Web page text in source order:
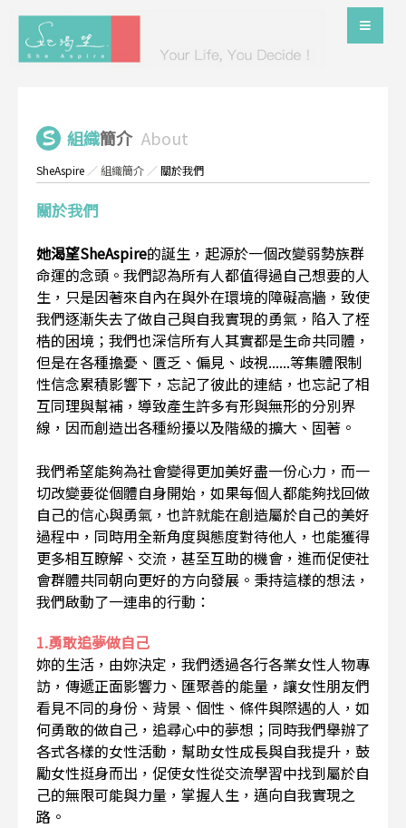
組織簡介 About
SheAspire ／組織簡介 ／關於我們
關於我們
她渴望SheAspire的誕生，起源於一個改變弱勢族群
命運的念頭。我們認為所有人都值得過自己想要的人
生，只是因著來自內在與外在環境的障礙高牆，致使
我們逐漸失去了做自己與自我實現的勇氣，陷入了桎
梏的困境；我們也深信所有人其實都是生命共同體，
但是在各種擔憂、匱乏、偏見、歧視......等集體限制
性信念累積影響下，忘記了彼此的連結，也忘記了相
互同理與幫補，導致產生許多有形與無形的分別界
線，因而創造出各種紛擾以及階級的擴大、固著。
我們希望能夠為社會變得更加美好盡一份心力，而一
切改變要從個體自身開始，如果每個人都能夠找回做
自己的信心與勇氣，也許就能在創造屬於自己的美好
過程中，同時用全新角度與態度對待他人，也能獲得
更多相互瞭解、交流，甚至互助的機會，進而促使社
會群體共同朝向更好的方向發展。秉持這樣的想法，
我們啟動了一連串的行動：
1.勇敢追夢做自己
妳的生活，由妳決定，我們透過各行各業女性人物專
訪，傳遞正面影響力、匯聚善的能量，讓女性朋友們
看見不同的身份、背景、個性、條件與際遇的人，如
何勇敢的做自己，追尋心中的夢想；同時我們舉辦了
各式各樣的女性活動，幫助女性成長與自我提升，鼓
勵女性挺身而出，促使女性從交流學習中找到屬於自
己的無限可能與力量，掌握人生，邁向自我實現之
路。